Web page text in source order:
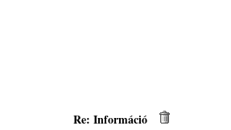
Re: Információ